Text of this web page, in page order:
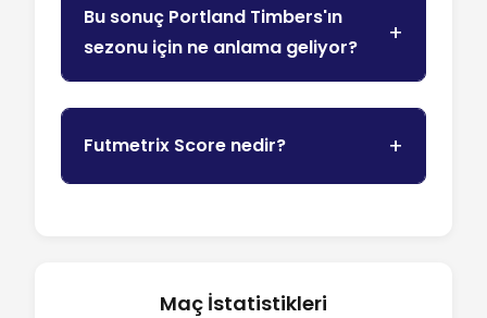
Bu sonuç Portland Timbers'ın
sezonu için ne anlama geliyor?
Futmetrix Score nedir?
Maç İstatistikleri